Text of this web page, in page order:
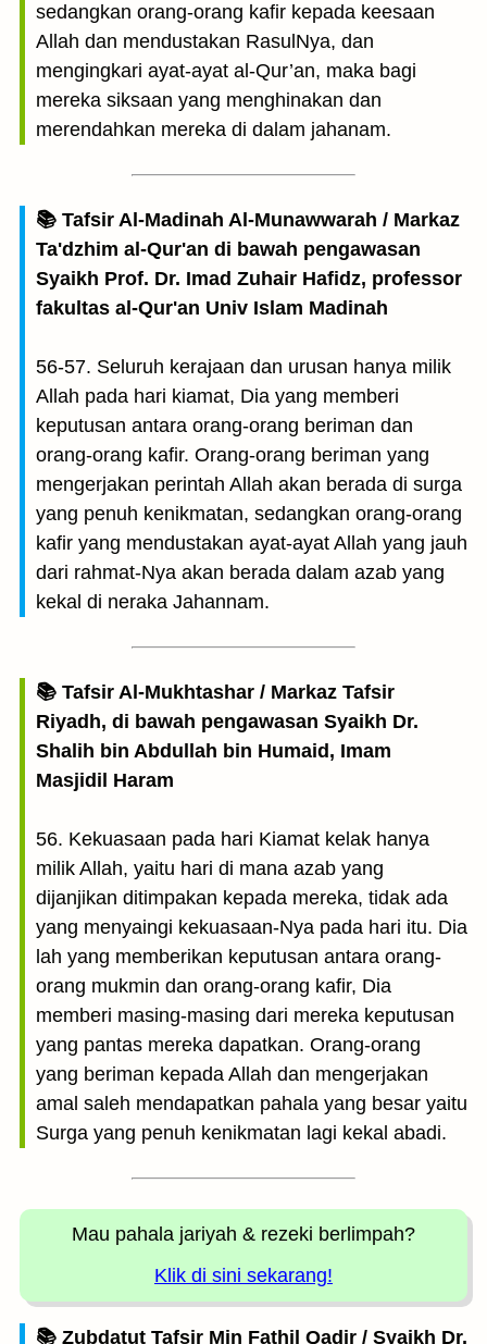
sedangkan orang-orang kafir kepada keesaan
Allah dan mendustakan RasulNya, dan
mengingkari ayat-ayat al-Qur’an, maka bagi
mereka siksaan yang menghinakan dan
merendahkan mereka di dalam jahanam.
📚 Tafsir Al-Madinah Al-Munawwarah / Markaz
Ta'dzhim al-Qur'an di bawah pengawasan
Syaikh Prof. Dr. Imad Zuhair Hafidz, professor
fakultas al-Qur'an Univ Islam Madinah
56-57. Seluruh kerajaan dan urusan hanya milik
Allah pada hari kiamat, Dia yang memberi
keputusan antara orang-orang beriman dan
orang-orang kafir. Orang-orang beriman yang
mengerjakan perintah Allah akan berada di surga
yang penuh kenikmatan, sedangkan orang-orang
kafir yang mendustakan ayat-ayat Allah yang jauh
dari rahmat-Nya akan berada dalam azab yang
kekal di neraka Jahannam.
📚 Tafsir Al-Mukhtashar / Markaz Tafsir
Riyadh, di bawah pengawasan Syaikh Dr.
Shalih bin Abdullah bin Humaid, Imam
Masjidil Haram
56. Kekuasaan pada hari Kiamat kelak hanya
milik Allah, yaitu hari di mana azab yang
dijanjikan ditimpakan kepada mereka, tidak ada
yang menyaingi kekuasaan-Nya pada hari itu. Dia
lah yang memberikan keputusan antara orang-
orang mukmin dan orang-orang kafir, Dia
memberi masing-masing dari mereka keputusan
yang pantas mereka dapatkan. Orang-orang
yang beriman kepada Allah dan mengerjakan
amal saleh mendapatkan pahala yang besar yaitu
Surga yang penuh kenikmatan lagi kekal abadi.
Mau pahala jariyah & rezeki berlimpah?
Klik di sini sekarang!
📚 Zubdatut Tafsir Min Fathil Qadir / Syaikh Dr.